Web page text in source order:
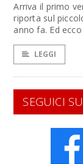
Arriva il primo
riporta sul
anno fa. Ed
LEGGI
SEGUICI SU